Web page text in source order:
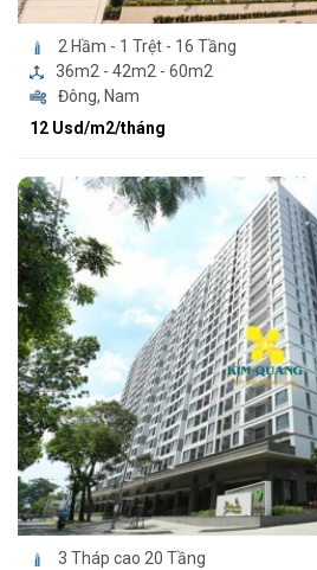
2 Hầm - 1 Trệt - 16 Tầng
36m2 - 42m2 - 60m2
Đông, Nam
12 Usd/m2/tháng
3 Tháp cao 20 Tầng